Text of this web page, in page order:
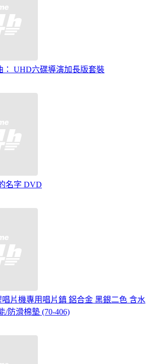
： UHD六碟導演加長版套裝
名字 DVD
片機專用唱片鎮 鋁合金 黑銀二色 含水
/防滑棉墊 (70-406)